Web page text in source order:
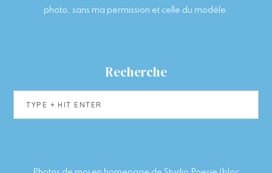
photo, sans ma permission et celle du modèle.
Recherche